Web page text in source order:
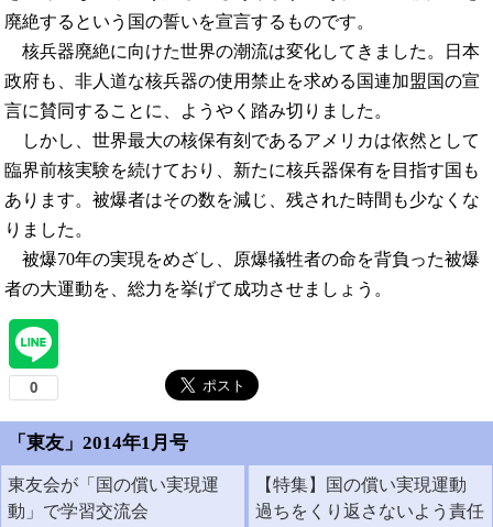
廃絶するという国の誓いを宣言するものです。
核兵器廃絶に向けた世界の潮流は変化してきました。日本
政府も、非人道な核兵器の使用禁止を求める国連加盟国の宣
言に賛同することに、ようやく踏み切りました。
しかし、世界最大の核保有刻であるアメリカは依然として
臨界前核実験を続けており、新たに核兵器保有を目指す国も
あります。被爆者はその数を減じ、残された時間も少なくな
りました。
被爆70年の実現をめざし、原爆犠牲者の命を背負った被爆
者の大運動を、総力を挙げて成功させましょう。
「東友」2014年1月号
東友会が「国の償い実現運
動」で学習交流会
【特集】国の償い実現運動
過ちをくり返さないよう責任